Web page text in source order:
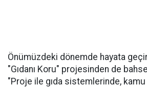
Önümüzdeki dönemde hayata
"Gıdanı Koru" projesinden de
"Proje ile gıda sistemlerinde,